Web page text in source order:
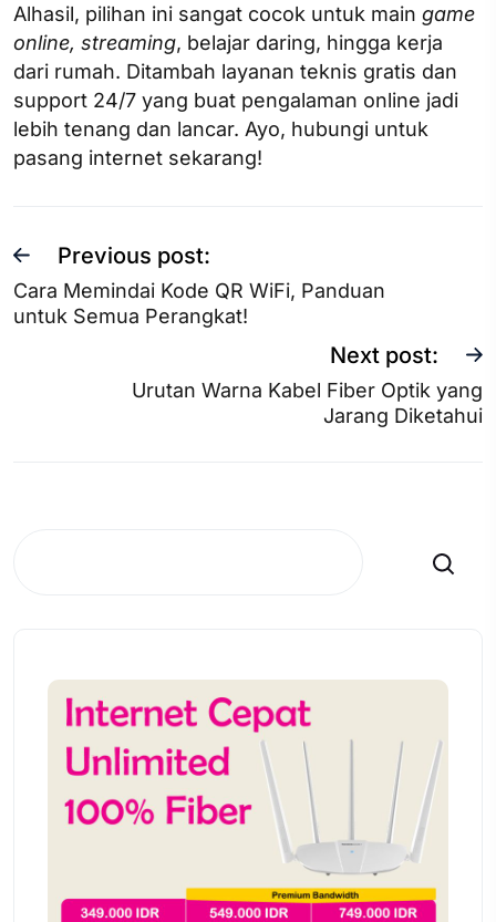
Alhasil, pilihan ini sangat cocok untuk main game
online, streaming, belajar daring, hingga kerja
dari rumah. Ditambah layanan teknis gratis dan
support 24/7 yang buat pengalaman online jadi
lebih tenang dan lancar. Ayo, hubungi untuk
pasang internet sekarang!
Previous post:
Cara Memindai Kode QR WiFi, Panduan
untuk Semua Perangkat!
Next post:
Urutan Warna Kabel Fiber Optik yang
Jarang Diketahui
Search